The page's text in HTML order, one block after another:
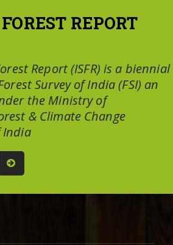
REPORT
Report (ISFR) is a biennial
Survey of India (FSI) an
the Ministry of
& Climate Change
India